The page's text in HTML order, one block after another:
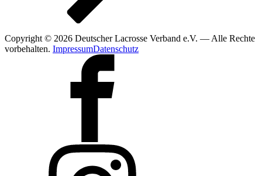
Copyright © 2026 Deutscher Lacrosse Verband e.V. — Alle Rechte
vorbehalten. ImpressumDatenschutz